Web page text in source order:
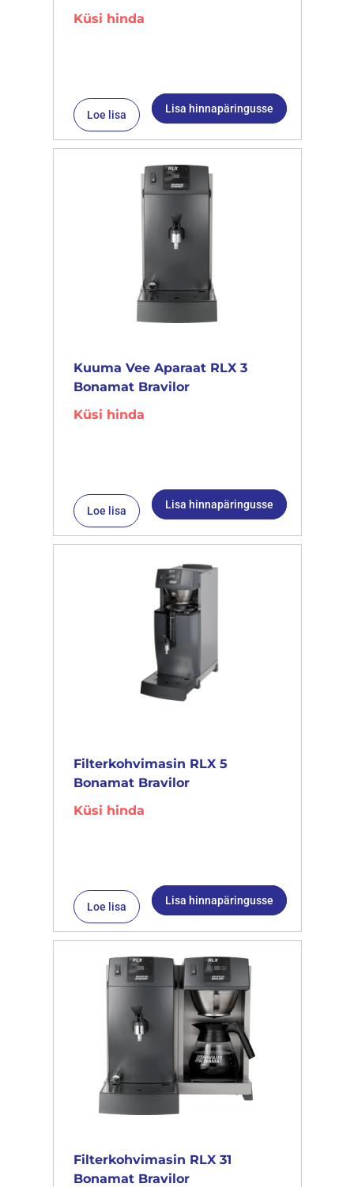
Küsi hinda
Loe lisa Lisa hinnapäringusse
Kuuma Vee Aparaat RLX 3
Bonamat Bravilor
Küsi hinda
Loe lisa Lisa hinnapäringusse
Filterkohvimasin RLX 5
Bonamat Bravilor
Küsi hinda
Loe lisa Lisa hinnapäringusse
Filterkohvimasin RLX 31
Bonamat Bravilor